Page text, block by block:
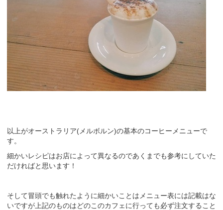
以上がオーストラリア(メルボルン)の基本のコーヒーメニューで
す。
細かいレシピはお店によって異なるのであくまでも参考にしていた
だければと思います！
そして冒頭でも触れたように細かいことはメニュー表には記載はな
いですが上記のものはどのこのカフェに行っても必ず注文すること